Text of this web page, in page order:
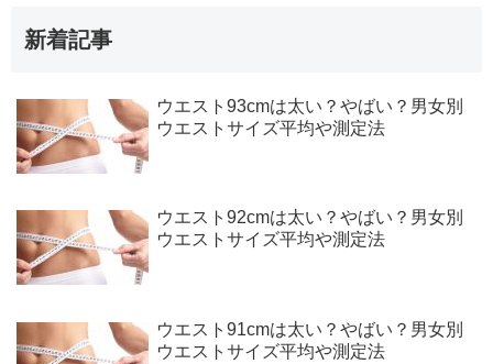
新着記事
ウエスト93cmは太い？やばい？男女別
ウエストサイズ平均や測定法
ウエスト92cmは太い？やばい？男女別
ウエストサイズ平均や測定法
ウエスト91cmは太い？やばい？男女別
ウエストサイズ平均や測定法